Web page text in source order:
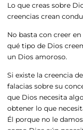
Lo que creas sobre
creencias crean
No basta con creer
qué tipo de Dios
un Dios amoroso.
Si existe la creencia
falacias sobre su
que Dios necesita
obtener lo que
Él porque no le